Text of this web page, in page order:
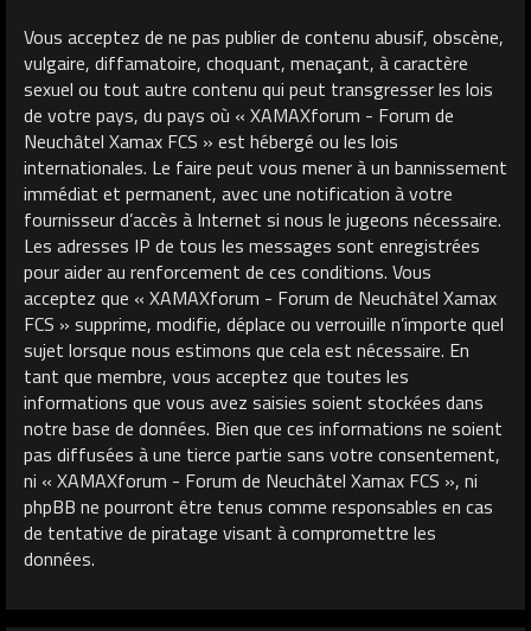
Vous acceptez de ne pas publier de contenu abusif, obscène,
vulgaire, diffamatoire, choquant, menaçant, à caractère
sexuel ou tout autre contenu qui peut transgresser les lois
de votre pays, du pays où « XAMAXforum - Forum de
Neuchâtel Xamax FCS » est hébergé ou les lois
internationales. Le faire peut vous mener à un bannissement
immédiat et permanent, avec une notification à votre
fournisseur d’accès à Internet si nous le jugeons nécessaire.
Les adresses IP de tous les messages sont enregistrées
pour aider au renforcement de ces conditions. Vous
acceptez que « XAMAXforum - Forum de Neuchâtel Xamax
FCS » supprime, modifie, déplace ou verrouille n’importe quel
sujet lorsque nous estimons que cela est nécessaire. En
tant que membre, vous acceptez que toutes les
informations que vous avez saisies soient stockées dans
notre base de données. Bien que ces informations ne soient
pas diffusées à une tierce partie sans votre consentement,
ni « XAMAXforum - Forum de Neuchâtel Xamax FCS », ni
phpBB ne pourront être tenus comme responsables en cas
de tentative de piratage visant à compromettre les
données.